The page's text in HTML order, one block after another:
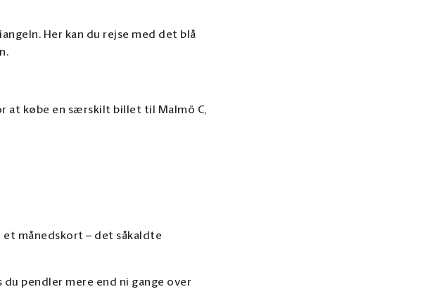
Her kan du rejse med det blå
at købe en særskilt billet til Malmö C,
et månedskort – det såkaldte
pendler mere end ni gange over